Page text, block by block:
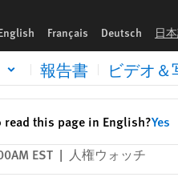
Français Deutsch 日
報告書 ビデオ＆
this page in English?Yes
EST | 人権ウォッチ